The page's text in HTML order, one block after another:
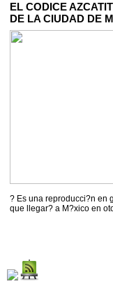
EL CODICE
DE LA CIUDAD DE
? Es una reproducci?n en
que llegar? a M?xico en